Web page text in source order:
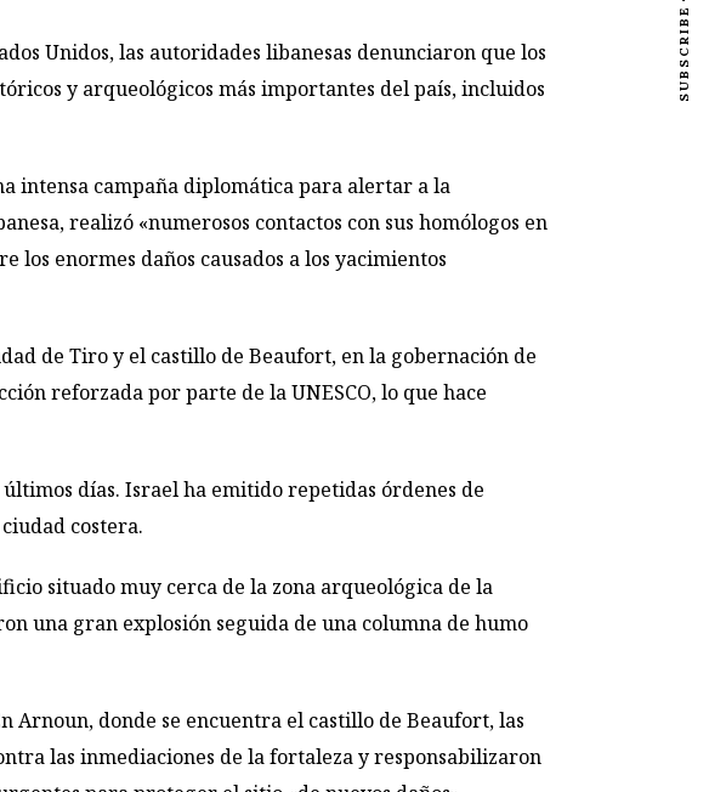
Unidos, las autoridades libanesas denunciaron que los
y arqueológicos más importantes del país, incluidos
intensa campaña diplomática para alertar a la
realizó «numerosos contactos con sus homólogos en
enormes daños causados a los yacimientos
de Tiro y el castillo de Beaufort, en la gobernación de
reforzada por parte de la UNESCO, lo que hace
días. Israel ha emitido repetidas órdenes de
costera.
situado muy cerca de la zona arqueológica de la
una gran explosión seguida de una columna de humo
Arnoun, donde se encuentra el castillo de Beaufort, las
las inmediaciones de la fortaleza y responsabilizaron
SUBSCRIBE